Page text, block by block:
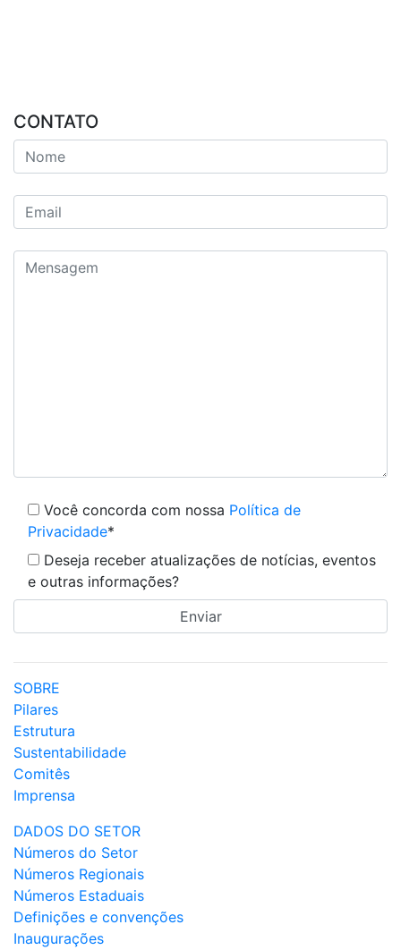
CONTATO
Você concorda com nossa Política de
Privacidade*
Deseja receber atualizações de notícias, eventos
e outras informações?
SOBRE
Pilares
Estrutura
Sustentabilidade
Comitês
Imprensa
DADOS DO SETOR
Números do Setor
Números Regionais
Números Estaduais
Definições e convenções
Inaugurações